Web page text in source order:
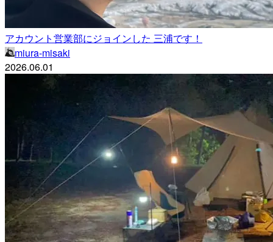
アカウント営業部にジョインした 三浦です！
miura-misaki
2026.06.01